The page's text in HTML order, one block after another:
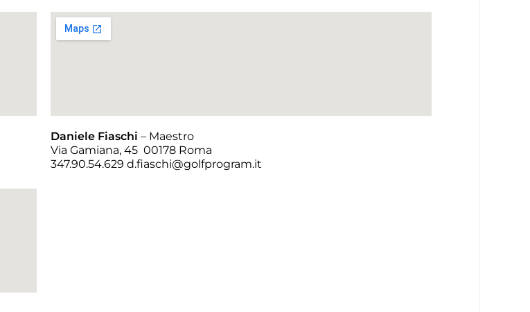
Daniele Fiaschi – Maestro
Via Gamiana, 45 00178 Roma
347.90.54.629 d.fiaschi@golfprogram.it